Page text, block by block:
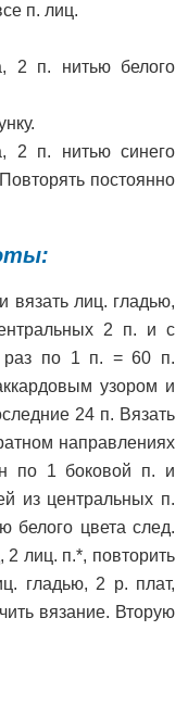
п. лиц.
2 п. нитью белого
2 п. нитью синего
постоянно
вязать лиц. гладью,
2 п. и с
раз по 1 п. = 60 п.
узором и
24 п. Вязать
направлениях
по 1 боковой п. и
из центральных п.
белого цвета след.
лиц. п.*, повторить
гладью, 2 р. плат,
вязание. Вторую